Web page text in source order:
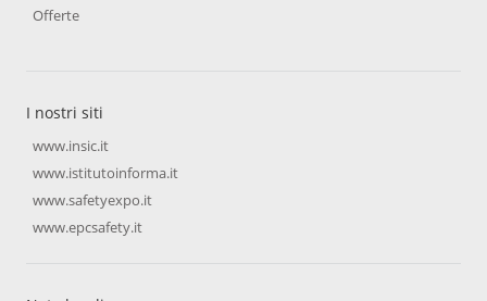
Offerte
I nostri siti
www.insic.it
www.istitutoinforma.it
www.safetyexpo.it
www.epcsafety.it